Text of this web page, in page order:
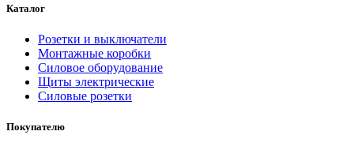
Каталог
Розетки и выключатели
Монтажные коробки
Силовое оборудование
Щиты электрические
Силовые розетки
Покупателю